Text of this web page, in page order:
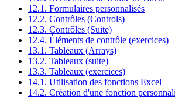
12.1. Formulaires personnalisés
12.2. Contrôles (Controls)
12.3. Contrôles (Suite)
12.4. Éléments de contrôle (exercices)
13.1. Tableaux (Arrays)
13.2. Tableaux (suite)
13.3. Tableaux (exercices)
14.1. Utilisation des fonctions Excel
14.2. Création d'une fonction